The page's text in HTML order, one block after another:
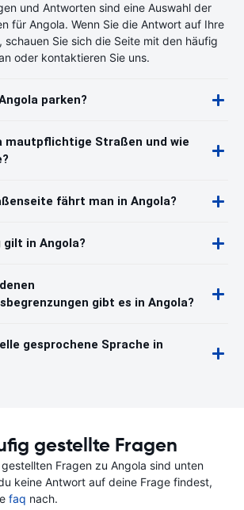
und Antworten sind eine Auswahl der
für Angola. Wenn Sie die Antwort auf Ihre
schauen Sie sich die Seite mit den häufig
oder kontaktieren Sie uns.
parken?
mautpflichtige Straßen und wie
fährt man in Angola?
gilt in Angola?
gibt es in Angola?
gesprochene Sprache in
gestellte Fragen
Fragen zu Angola sind unten
keine Antwort auf deine Frage findest,
faq nach.